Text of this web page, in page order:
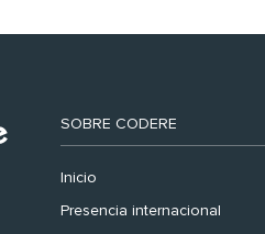
SOBRE CODERE
Inicio
Presencia internacional